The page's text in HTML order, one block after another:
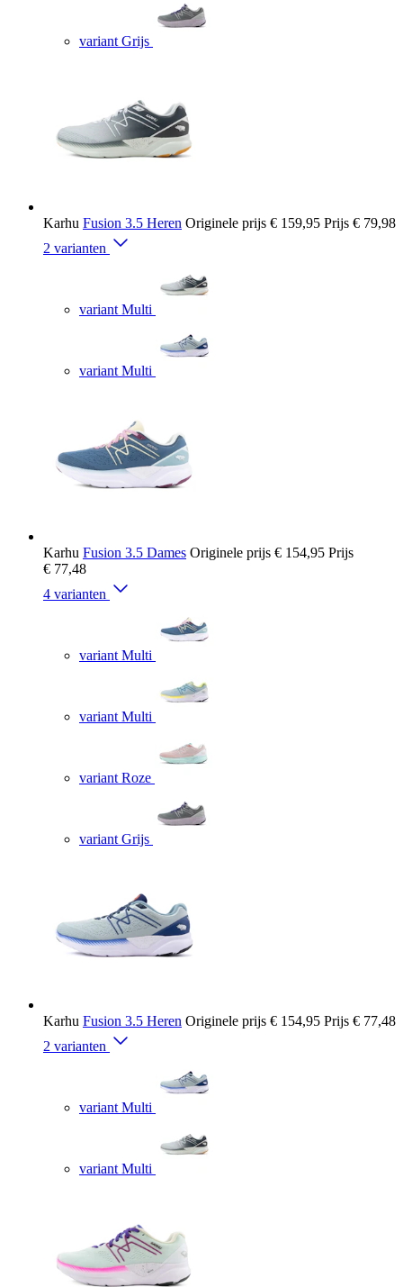
variant Grijs
Karhu Fusion 3.5 Heren Originele prijs € 159,95 Prijs € 79,98
2 varianten
variant Multi
variant Multi
Karhu Fusion 3.5 Dames Originele prijs € 154,95 Prijs
€ 77,48
4 varianten
variant Multi
variant Multi
variant Roze
variant Grijs
Karhu Fusion 3.5 Heren Originele prijs € 154,95 Prijs € 77,48
2 varianten
variant Multi
variant Multi